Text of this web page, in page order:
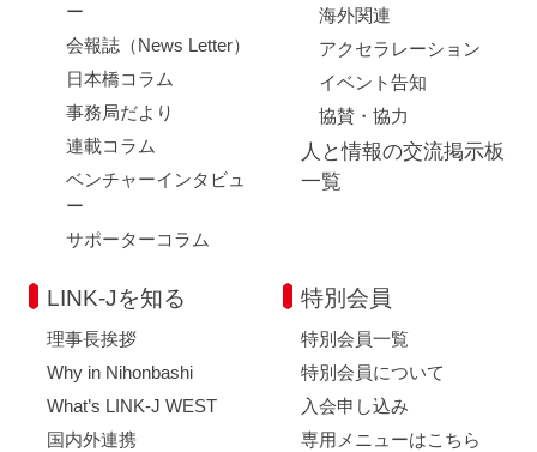
弊団体は、以下の何らかの事由に該当する場合、事前に通知す
ることなくお知らせメールの一部もしくは全部を一部中断、また
は停止することがあります。
お知らせメールの提供のための措置、システムの保守点検、更
新を行う場合
火災、停電、天災などにより、お知らせメールの提供が困難な
その他、運用あるいは技術上弊団体がお知らせメールの一時中
断もしくは停止が必要な場合、または不測の事態により弊団体が
お知らせメールの提供が困難と判断した場合
より、登録いただいた方または第三者が被った不利益や損害につ
いて、理由を問わず一切の責任を負わないものとします。
第９条 免責事項
弊団体は、お知らせメールの内容、登録いただいた方がお知ら
せメールを通じて得る情報等について、その完全性、正確性、確
ー
会報誌（News Letter）
日本橋コラム
事務局だより
連載コラム
ベンチャーインタビュ
ー
サポーターコラム
海外関連
アクセラレーション
イベント告知
協賛・協力
人と情報の交流掲示板
一覧
LINK-Jを知る
理事長挨拶
Why in Nihonbashi
What’s LINK-J WEST
国内外連携
特別会員
特別会員一覧
特別会員について
入会申し込み
専用メニューはこちら